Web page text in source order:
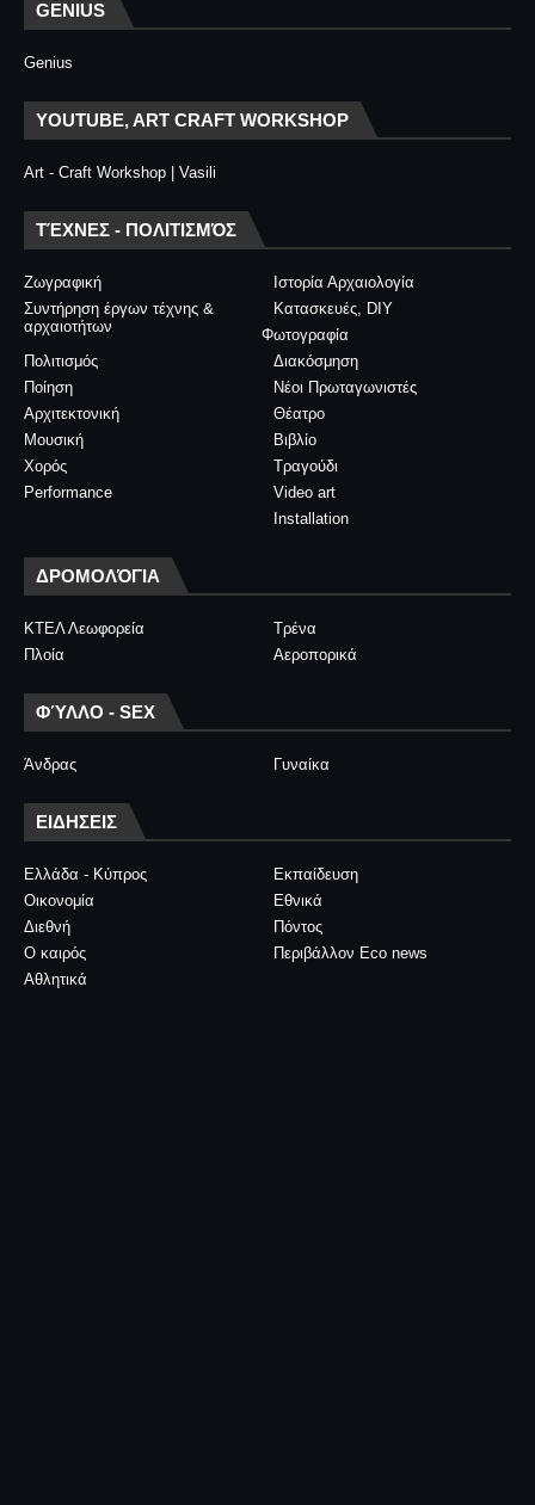
GENIUS
Genius
YOUTUBE, ART CRAFT WORKSHOP
Art - Craft Workshop | Vasili
ΤΈΧΝΕΣ - ΠΟΛΙΤΙΣΜΌΣ
Ζωγραφική
Ιστορία Αρχαιολογία
Συντήρηση έργων τέχνης &
αρχαιοτήτων
Κατασκευές, DIY
Φωτογραφία
Διακόσμηση
Πολιτισμός
Νέοι Πρωταγωνιστές
Ποίηση
Θέατρο
Αρχιτεκτονική
Βιβλίο
Μουσική
Τραγούδι
Χορός
Video art
Performance
Installation
ΔΡΟΜΟΛΌΓΙΑ
ΚΤΕΛ Λεωφορεία
Τρένα
Πλοία
Αεροπορικά
ΦΎΛΛΟ - SEX
Άνδρας Γυναίκα
ΕΙΔΗΣΕΙΣ
Ελλάδα - Κύπρος
Εκπαίδευση
Οικονομία
Εθνικά
Διεθνή
Πόντος
Ο καιρός
Περιβάλλον Eco news
Αθλητικά